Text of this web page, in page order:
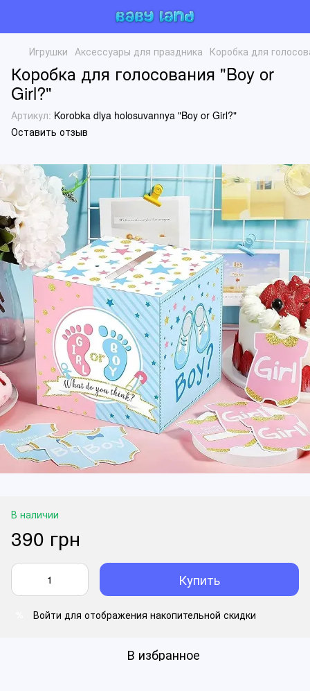
Игрушки Аксессуары для праздника Коробка для
Коробка для голосования "Boy or
Girl?"
Артикул: Korobka dlya holosuvannya "Boy or Girl?"
Оставить отзыв
В наличии
390 грн
Купить
Войти для отображения накопительной скидки
В избранное